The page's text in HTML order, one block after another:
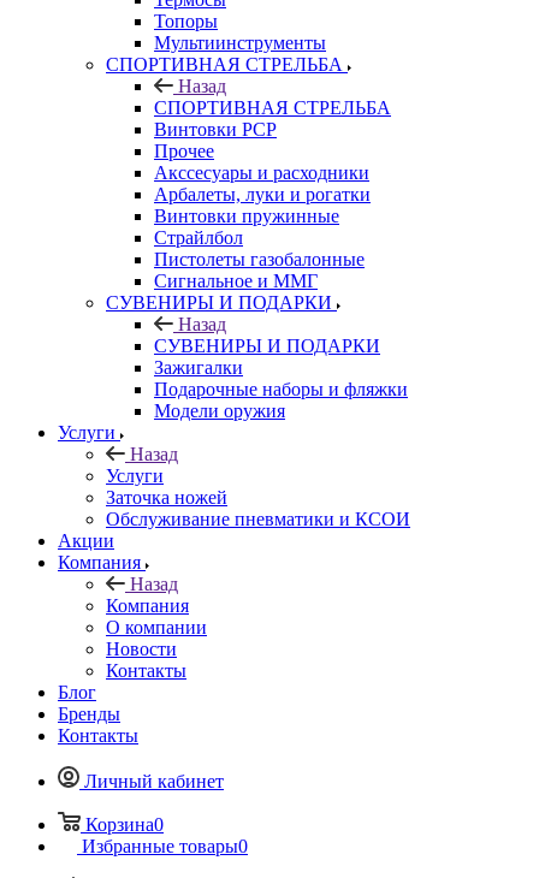
Топоры
Мультиинструменты
СПОРТИВНАЯ СТРЕЛЬБА
Назад
СПОРТИВНАЯ СТРЕЛЬБА
Винтовки PCP
Прочее
Акссесуары и расходники
Арбалеты, луки и рогатки
Винтовки пружинные
Страйлбол
Пистолеты газобалонные
Сигнальное и ММГ
СУВЕНИРЫ И ПОДАРКИ
Назад
СУВЕНИРЫ И ПОДАРКИ
Зажигалки
Подарочные наборы и фляжки
Модели оружия
Услуги
Назад
Услуги
Заточка ножей
Обслуживание пневматики и КСОИ
Акции
Компания
Назад
Компания
О компании
Новости
Контакты
Блог
Бренды
Контакты
Личный кабинет
Корзина0
Избранные товары0